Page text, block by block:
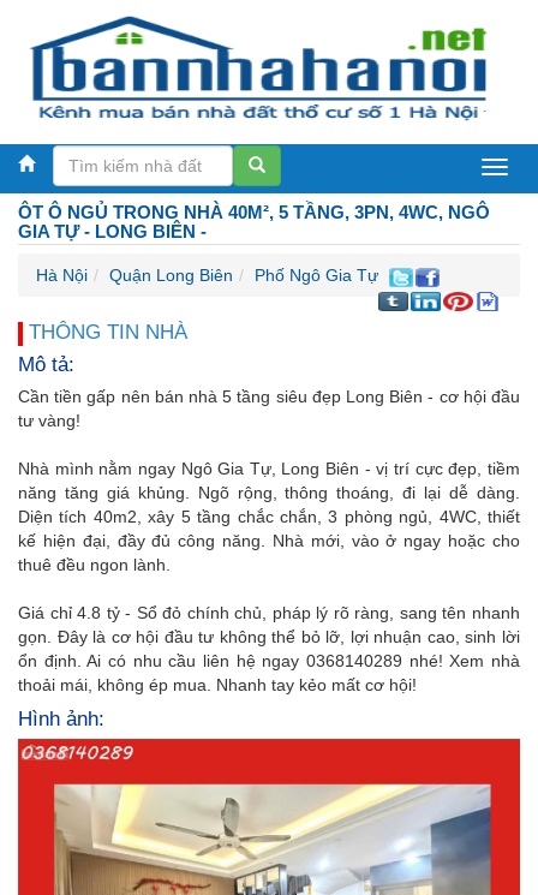
Bán
nhà
Nội
ÔT Ô NGỦ TRONG NHÀ 40M², 5 TẦNG, 3PN, 4WC, NGÔ
GIA TỰ - LONG BIÊN -
Hà Nội Quận Long Biên Phố Ngô Gia Tự
THÔNG TIN NHÀ
Mô tả:
Cần tiền gấp nên bán nhà 5 tầng siêu đẹp Long Biên - cơ hội đầu
tư vàng!
Nhà mình nằm ngay Ngô Gia Tự, Long Biên - vị trí cực đẹp, tiềm
năng tăng giá khủng. Ngõ rộng, thông thoáng, đi lại dễ dàng.
Diện tích 40m2, xây 5 tầng chắc chắn, 3 phòng ngủ, 4WC, thiết
kế hiện đại, đầy đủ công năng. Nhà mới, vào ở ngay hoặc cho
thuê đều ngon lành.
Giá chỉ 4.8 tỷ - Sổ đỏ chính chủ, pháp lý rõ ràng, sang tên nhanh
gọn. Đây là cơ hội đầu tư không thể bỏ lỡ, lợi nhuận cao, sinh lời
ổn định. Ai có nhu cầu liên hệ ngay 0368140289 nhé! Xem nhà
thoải mái, không ép mua. Nhanh tay kẻo mất cơ hội!
Hình ảnh: